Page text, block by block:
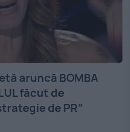
aruncă BOMBA
făcut de
de PR”